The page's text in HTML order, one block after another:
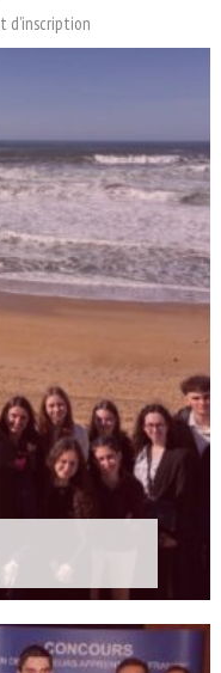
recherche de document
d’élèves
tarifs
du lycée
d’inscription